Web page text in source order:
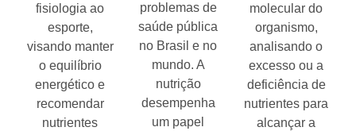
fisiologia ao
esporte,
visando manter
o equilíbrio
energético e
recomendar
nutrientes
problemas de
saúde pública
no Brasil e no
mundo. A
nutrição
desempenha
um papel
molecular do
organismo,
analisando o
excesso ou a
deficiência de
nutrientes para
alcançar a